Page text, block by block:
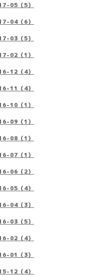
05（5）
04（6）
03（5）
02（1）
12（4）
11（4）
10（1）
09（1）
08（1）
07（1）
06（2）
05（4）
04（3）
03（5）
02（4）
01（3）
12（4）